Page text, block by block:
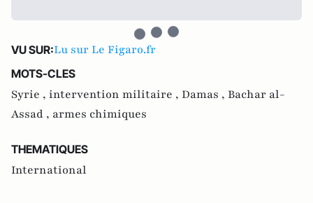
VU SUR:Lu sur Le Figaro.fr
MOTS-CLES
Syrie , intervention militaire , Damas , Bachar al-
Assad , armes chimiques
THEMATIQUES
International